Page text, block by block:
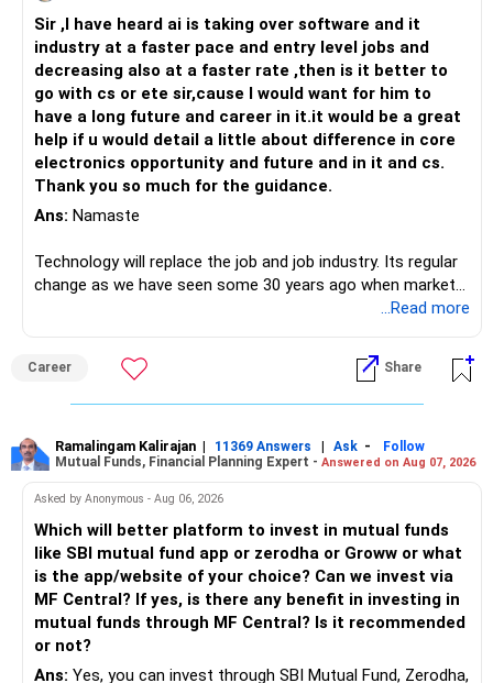
Sir ,I have heard ai is taking over software and it
industry at a faster pace and entry level jobs and
decreasing also at a faster rate ,then is it better to
go with cs or ete sir,cause I would want for him to
have a long future and career in it.it would be a great
help if u would detail a little about difference in core
electronics opportunity and future and in it and cs.
Thank you so much for the guidance.
Ans: Namaste
Technology will replace the job and job industry. Its regular
change as we have seen some 30 years ago when market
introduces Tally software in accounting and finance sector.
it will vanish from market. Only those get vanished
completely who rejected to learn Tally and work on it. The
same is here now. AI is covering almost every career and
will say it will replace. So continuous learning is the key to
success. We have to mount the technology so that we can
work to develop tools which will make our life ease.
Computer science focuses on software, logic, and
programming where as Electronics & telecommunication
focuses on hardware, electronic circuit, signal processing.
if you enjoy logic maths, AI go for CS otherwise if you are
interested in physics, robotics, wireless communication go
for ETE/ ECE
As through CS you will get highly paid Data science career
...Read more
Career Share
Ramalingam Kalirajan | 11369 Answers | Ask -
Follow
Mutual Funds, Financial Planning Expert - Answered on Aug 07, 2026
Asked by Anonymous - Aug 06, 2026
Which will better platform to invest in mutual funds
like SBI mutual fund app or zerodha or Groww or what
is the app/website of your choice? Can we invest via
MF Central? If yes, is there any benefit in investing in
mutual funds through MF Central? Is it recommended
or not?
Ans: Yes, you can invest through SBI Mutual Fund, Zerodha,